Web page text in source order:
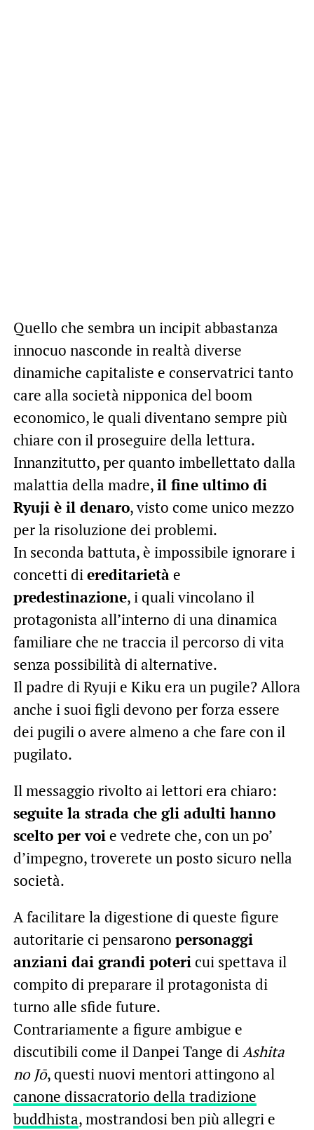
Quello che sembra un incipit abbastanza
innocuo nasconde in realtà diverse
dinamiche capitaliste e conservatrici tanto
care alla società nipponica del boom
economico, le quali diventano sempre più
chiare con il proseguire della lettura.
Innanzitutto, per quanto imbellettato dalla
malattia della madre,il fine ultimo di
Ryuji è il denaro, visto come unico mezzo
per la risoluzione dei problemi.
In seconda battuta, è impossibile ignorare i
concetti diereditarietàe
predestinazione, i quali vincolano il
protagonista all’interno di una dinamica
familiare che ne traccia il percorso di vita
senza possibilità di alternative.
Il padre di Ryuji e Kiku era un pugile? Allora
anche i suoi figli devono per forza essere
dei pugili o avere almeno a che fare con il
pugilato.
Il messaggio rivolto ai lettori era chiaro:
seguite la strada che gli adulti hanno
scelto per voie vedrete che, con un po’
d’impegno, troverete un posto sicuro nella
società.
A facilitare la digestione di queste figure
autoritarie ci pensarono personaggi
anziani dai grandi potericui spettava il
compito di preparare il protagonista di
turno alle sfide future.
Contrariamente a figure ambigue e
discutibili come il Danpei Tange diAshita
no Jō, questi nuovi mentori attingono al
canone dissacratorio della tradizione
buddhista, mostrandosi ben più allegri e